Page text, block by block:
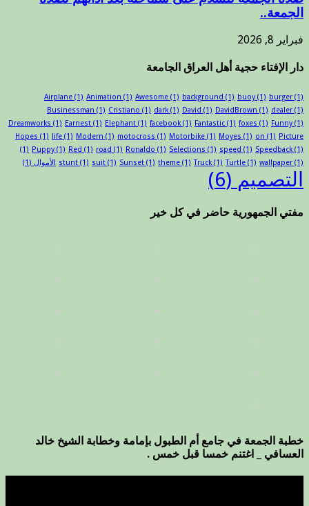
الجمعة..
فبراير 8, 2026
دار الإفتاء حجية أهل العراق الجامعة
Airplane (1) Animation (1) Awesome (1) background (1) buoy (1) burger (1)
Businessman (1) Cristiano (1) dark(1) David (1) DavidBrown (1) dealer (1)
Dreamworks (1) Earnest (1) Elephant (1) facebook(1) Fantastic (1) foxes (1) Funny (1)
Hopes (1) life (1) Modern (1) motocross (1) Motorbike (1) Moyes (1) on (1) Picture
(1) Puppy (1) Red (1) road (1) Ronaldo (1) Selections (1) speed (1) Speedback(1)
stunt (1) suit (1) Sunset (1) theme (1) Truck(1) Turtle (1) wallpaper (1) الأموال (1)
التصميم (6)
مفتي الجمهورية حاضر في كل خير
خطبة الجمعة في جامع أم الطبول بإمامة وخطابة الشيخ خالد
العسافي _ اغتنم خمسا قبل خمس .